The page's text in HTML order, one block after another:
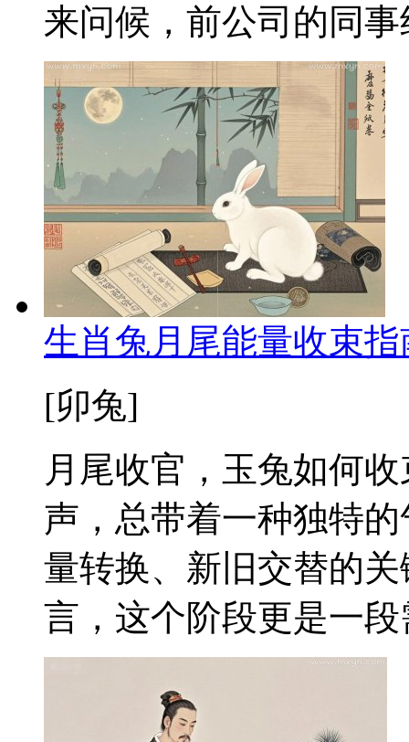
来问候，前公司的同
生肖兔月尾能量收束
[卯兔]
月尾收官，玉兔如何
声，总带着一种独特
量转换、新旧交替的
言，这个阶段更是一